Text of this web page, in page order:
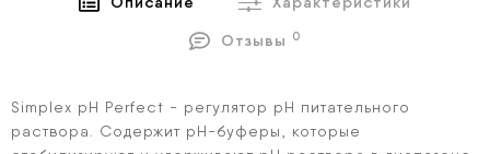
Отзывы
0
Simplex рН Perfect - регулятор рН питательного
раствора. Содержит рН-буферы, которые